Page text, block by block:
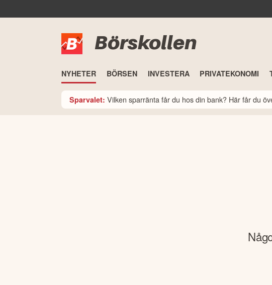
Börskollen
NYHETER BÖRSEN INVESTERA PRIVATEKONOMI
Sparvalet: Vilken sparränta får du hos din bank? Här får du